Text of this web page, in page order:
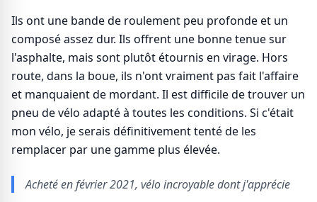
Ils ont une bande de roulement peu profonde et un
composé assez dur. Ils offrent une bonne tenue sur
l'asphalte, mais sont plutôt étournis en virage. Hors
route, dans la boue, ils n'ont vraiment pas fait l'affaire
et manquaient de mordant. Il est difficile de trouver un
pneu de vélo adapté à toutes les conditions. Si c'était
mon vélo, je serais définitivement tenté de les
remplacer par une gamme plus élevée.
Acheté en février 2021, vélo incroyable dont j'apprécie